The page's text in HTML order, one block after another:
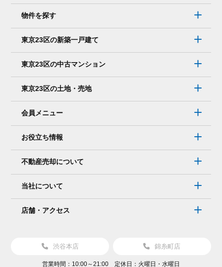
は
く、
ー
で
絡
取
た
夫？
物件を探す
東京23区の新築一戸建て
東京23区の中古マンション
東京23区の土地・売地
会員メニュー
お役立ち情報
不動産売却について
当社について
店舗・アクセス
渋谷本店 錦糸町店
営業時間：10:00～21:00 定休日：火曜日・水曜日